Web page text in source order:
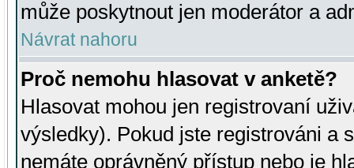
může poskytnout jen moderátor a
Návrat nahoru
Proč nemohu hlasovat v anketě?
Hlasovat mohou jen registrovaní
výsledky). Pokud jste registrováni a
nemáte oprávněný přístup nebo je